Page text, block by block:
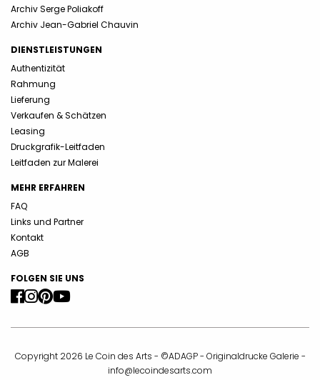
Archiv Serge Poliakoff
Archiv Jean-Gabriel Chauvin
DIENSTLEISTUNGEN
Authentizität
Rahmung
Lieferung
Verkaufen & Schätzen
Leasing
Druckgrafik-Leitfaden
Leitfaden zur Malerei
MEHR ERFAHREN
FAQ
Links und Partner
Kontakt
AGB
FOLGEN SIE UNS
Copyright 2026 Le Coin des Arts - ©ADAGP - Originaldrucke Galerie -
info@lecoindesarts.com